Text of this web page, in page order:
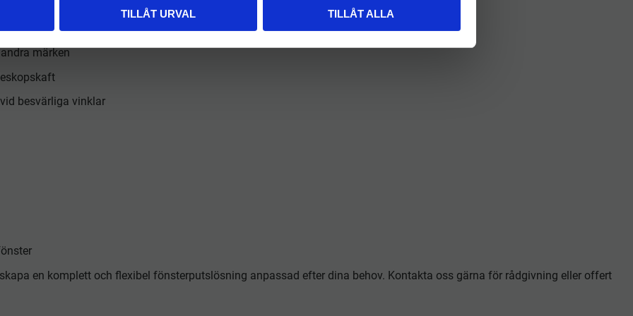
TILLÅT URVAL TILLÅT ALLA
verktyg vid arbete på höjd
märken
besvärliga vinklar
en komplett och flexibel fönsterputslösning anpassad efter dina behov. Kontakta oss gärna för rådgivning eller offert